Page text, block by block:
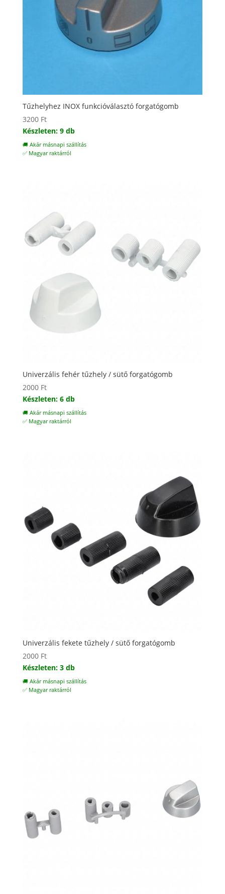
Tűzhelyhez INOX funkcióválasztó forgatógomb
3200 Ft
Készleten: 9 db
🚚 Akár másnapi szállítás
✅ Magyar raktárról
Univerzális fehér tűzhely / sütő forgatógomb
2000 Ft
Készleten: 6 db
🚚 Akár másnapi szállítás
✅ Magyar raktárról
Univerzális fekete tűzhely / sütő forgatógomb
2000 Ft
Készleten: 3 db
🚚 Akár másnapi szállítás
✅ Magyar raktárról